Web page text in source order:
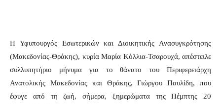
Η Υφυπουργός Εσωτερικών και Διοικητικής Ανασυγκρότησης
(Μακεδονίας-Θράκης), κυρία Μαρία Κόλλια-Τσαρουχά, απέστειλε
συλλυπητήριο μήνυμα για το θάνατο του Περιφερειάρχη
Ανατολικής Μακεδονίας και Θράκης, Γιώργου Παυλίδη, που
έφυγε από τη ζωή, σήμερα, ξημερώματα της Πέμπτης 20